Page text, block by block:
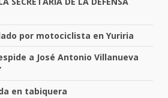
por motociclista en Yuriria
a José Antonio Villanueva
en tabiquera